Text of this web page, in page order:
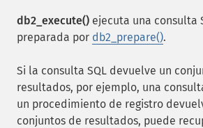
db2_execute() ejecuta una consulta
preparada por db2_prepare().
Si la consulta SQL devuelve un
resultados, por ejemplo, una consulta
un procedimiento de registro
conjuntos de resultados, puede